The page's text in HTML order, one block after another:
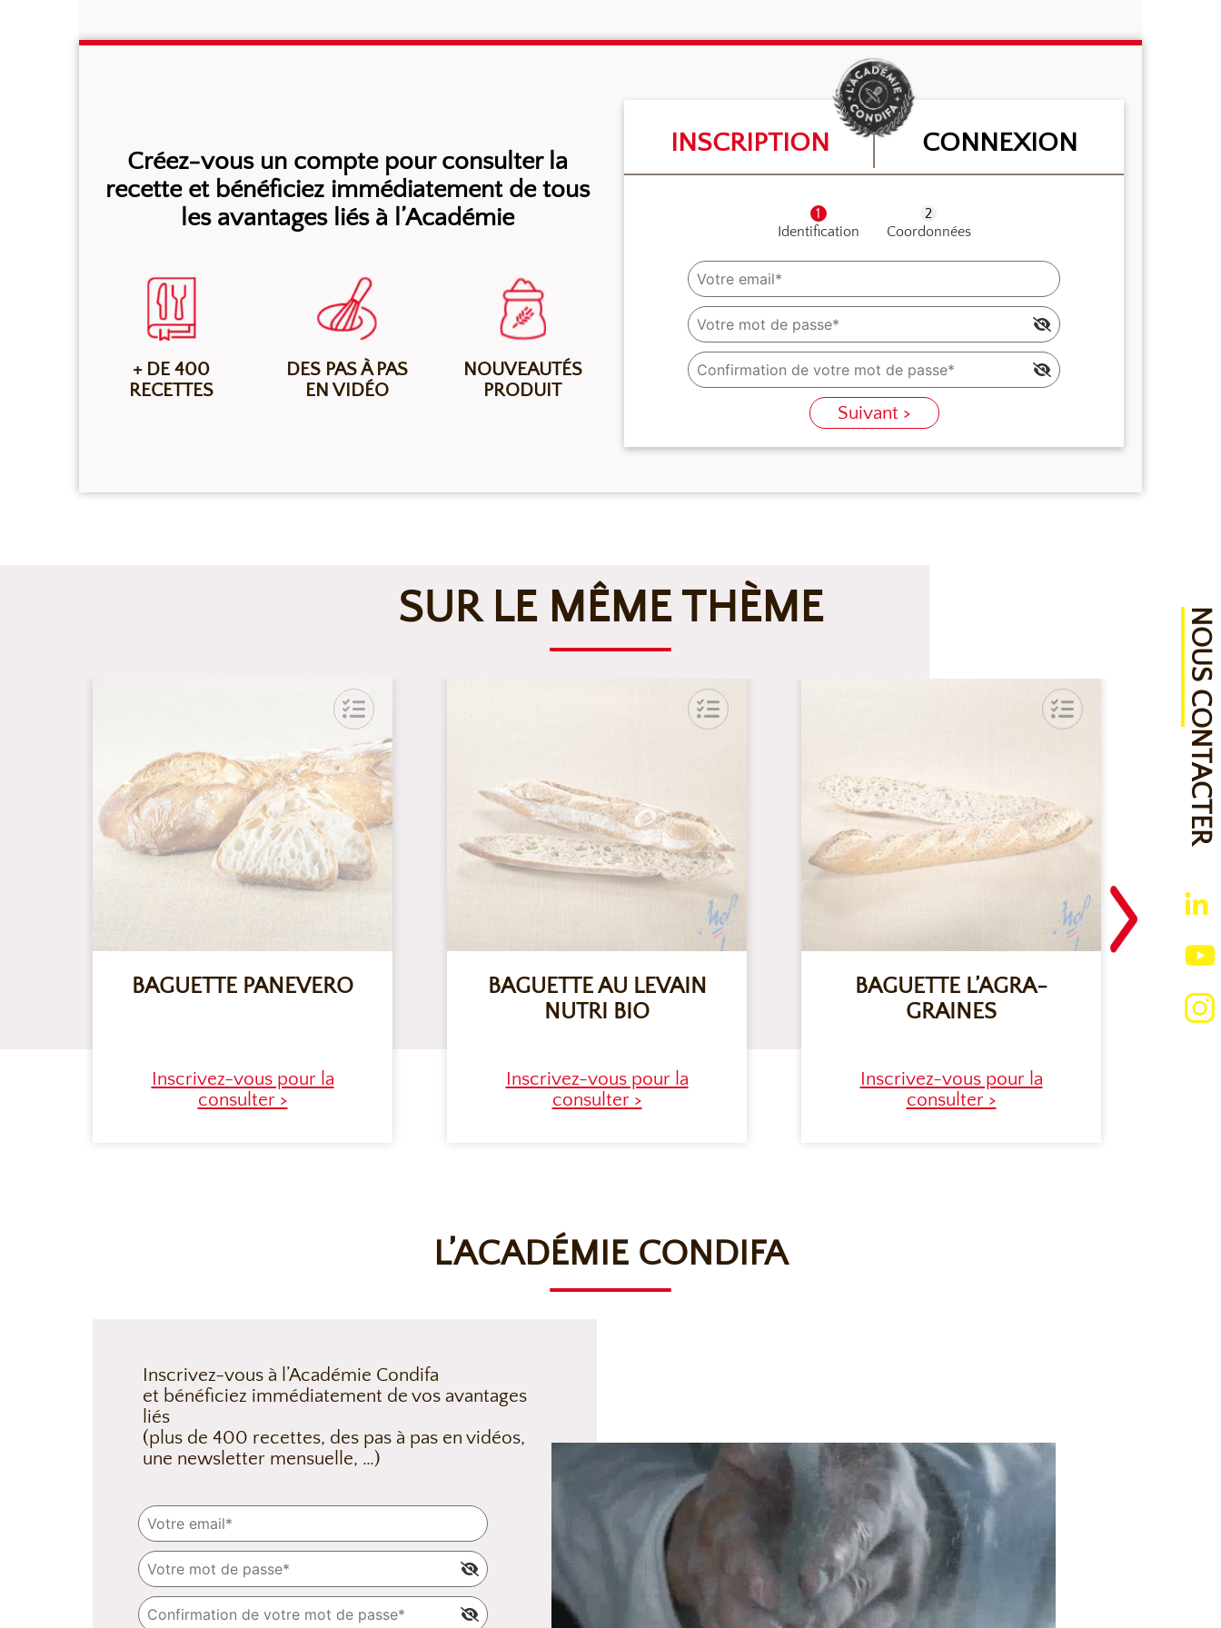
NOUS CONTACTER
Créez-vous un compte pour consulter la
recette et bénéficiez immédiatement de tous
les avantages liés à l’Académie
+ DE 400
RECETTES
DES PAS À PAS
EN VIDÉO
NOUVEAUTÉS
PRODUIT
INSCRIPTION CONNEXION
Identification Coordonnées
Suivant >
SUR LE MÊME THÈME
BAGUETTE PANEVERO
Inscrivez-vous pour la
consulter >
BAGUETTE AU LEVAIN
NUTRI BIO
Inscrivez-vous pour la
consulter >
BAGUETTE L’AGRA-
GRAINES
Inscrivez-vous pour la
consulter >
L’ACADÉMIE CONDIFA
Inscrivez-vous à l’Académie Condifa
et bénéficiez immédiatement de vos avantages
liés
(plus de 400 recettes, des pas à pas en vidéos,
une newsletter mensuelle, …)